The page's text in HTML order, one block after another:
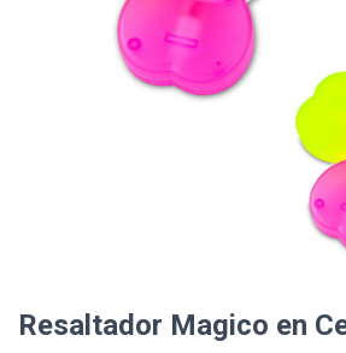
Resaltador Magico en